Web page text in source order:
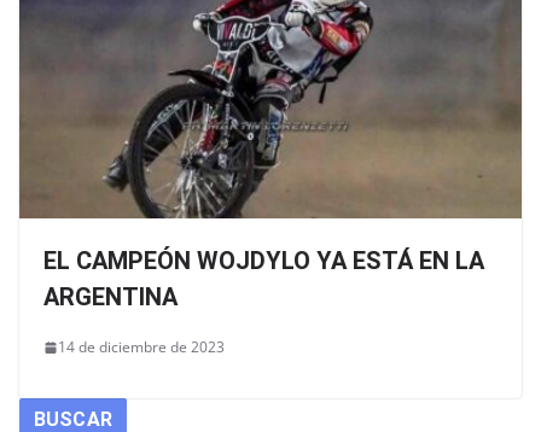
EL CAMPEÓN WOJDYLO YA ESTÁ EN LA
ARGENTINA
14 de diciembre de 2023
BUSCAR